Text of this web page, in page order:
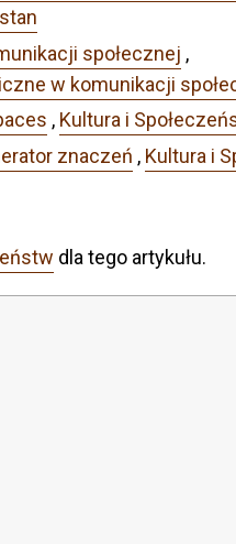
społecznej ,
w komunikacji
, Kultura i
znaczeń , Kultura i
dla tego artykułu.